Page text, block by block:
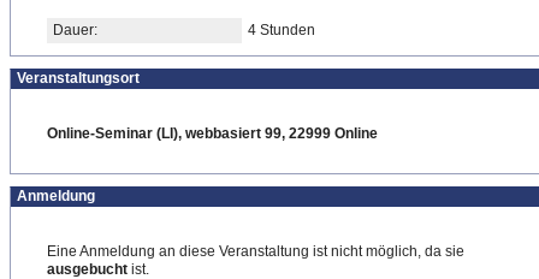
Dauer: 4 Stunden
Veranstaltungsort
Online-Seminar (LI), webbasiert 99, 22999 Online
Anmeldung
Eine Anmeldung an diese Veranstaltung ist nicht möglich, da sie
ausgebucht ist.